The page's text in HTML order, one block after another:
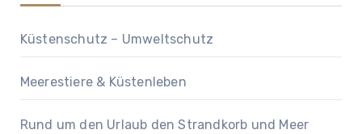
Küstenschutz – Umweltschutz
Meerestiere & Küstenleben
Rund um den Urlaub den Strandkorb und Meer